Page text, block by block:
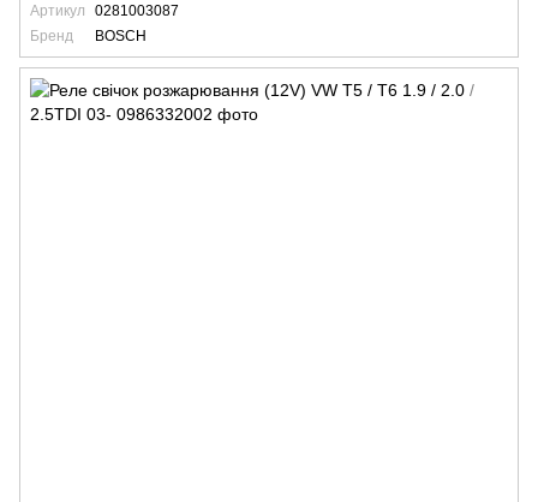
Артикул
0281003087
Бренд
BOSCH